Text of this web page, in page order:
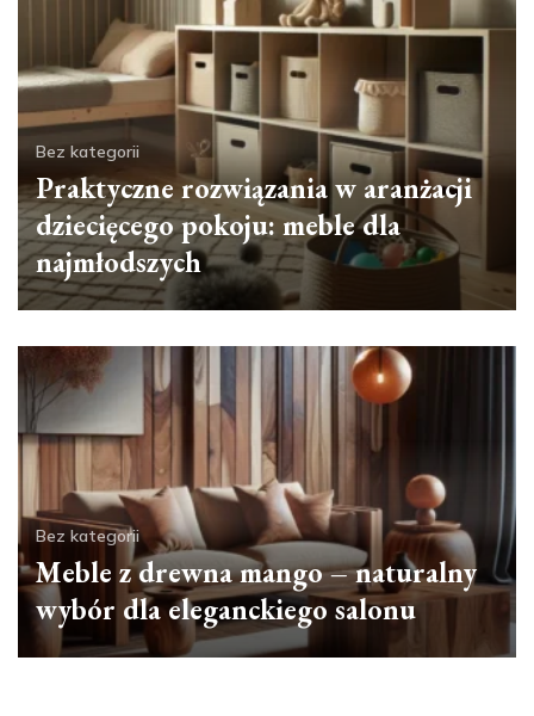
Bez kategorii
Praktyczne rozwiązania w aranżacji
dziecięcego pokoju: meble dla
najmłodszych
Bez kategorii
Meble z drewna mango – naturalny
wybór dla eleganckiego salonu